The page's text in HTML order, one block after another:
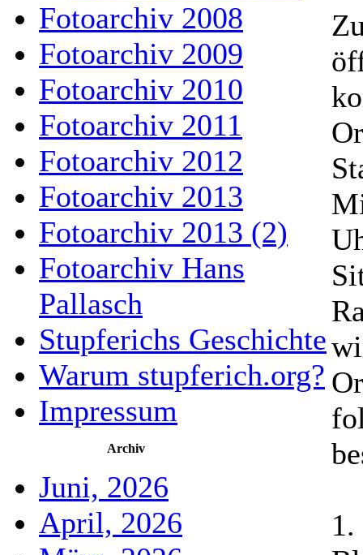
Fotoarchiv 2008
Fotoarchiv 2009
Fotoarchiv 2010
Fotoarchiv 2011
Fotoarchiv 2012
Fotoarchiv 2013
Fotoarchiv 2013 (2)
Fotoarchiv Hans
Pallasch
Stupferichs Geschichte
Warum stupferich.org?
Impressum
Archiv
Juni, 2026
April, 2026